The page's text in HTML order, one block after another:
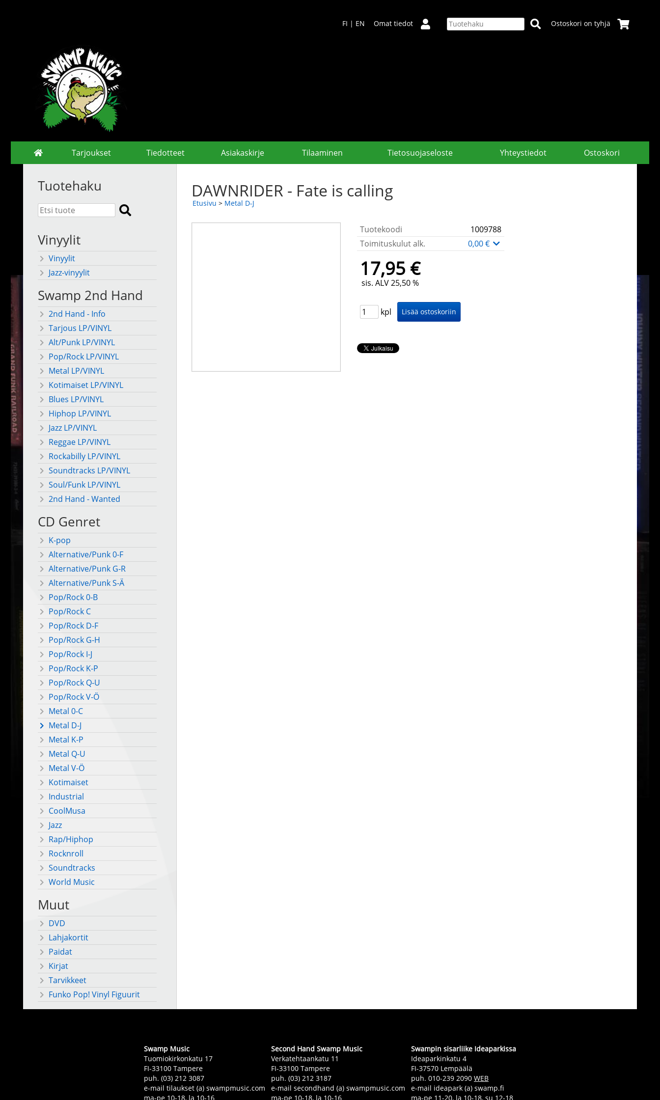
FI | EN Omat tiedot Ostoskori on tyhjä
Tarjoukset Tiedotteet Asiakaskirje Tilaaminen Tietosuojaseloste Yhteystiedot Ostoskori
Tuotehaku
Vinyylit
Vinyylit
Jazz-vinyylit
Swamp 2nd Hand
2nd Hand - Info
Tarjous LP/VINYL
Alt/Punk LP/VINYL
Pop/Rock LP/VINYL
Metal LP/VINYL
Kotimaiset LP/VINYL
Blues LP/VINYL
Hiphop LP/VINYL
Jazz LP/VINYL
Reggae LP/VINYL
Rockabilly LP/VINYL
Soundtracks LP/VINYL
Soul/Funk LP/VINYL
2nd Hand - Wanted
CD Genret
K-pop
Alternative/Punk 0-F
Alternative/Punk G-R
Alternative/Punk S-Ä
Pop/Rock 0-B
Pop/Rock C
Pop/Rock D-F
Pop/Rock G-H
Pop/Rock I-J
Pop/Rock K-P
Pop/Rock Q-U
Pop/Rock V-Ö
Metal 0-C
Metal D-J
Metal K-P
Metal Q-U
Metal V-Ö
Kotimaiset
Industrial
CoolMusa
Jazz
Rap/Hiphop
Rocknroll
Soundtracks
World Music
Muut
DVD
Lahjakortit
Paidat
Kirjat
Tarvikkeet
Funko Pop! Vinyl Figuurit
DAWNRIDER - Fate is calling
Etusivu > Metal D-J
Tuotekoodi
1009788
Toimituskulut alk.
0,00 €
17,95 €
sis. ALV 25,50 %
kpl
Swamp Music
Tuomiokirkonkatu 17
FI-33100 Tampere
puh. (03) 212 3087
e-mail tilaukset (a) swampmusic.com
ma-pe 10-18, la 10-16
Second Hand Swamp Music
Verkatehtaankatu 11
FI-33100 Tampere
puh. (03) 212 3187
e-mail secondhand (a) swampmusic.com
ma-pe 10-18, la 10-16
Swampin sisarliike Ideaparkissa
Ideaparkinkatu 4
FI-37570 Lempäälä
puh. 010-239 2090 WEB
e-mail ideapark (a) swamp.fi
ma-pe 11-20, la 10-18, su 12-18